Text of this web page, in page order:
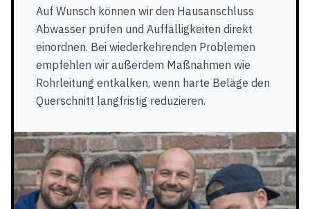
Auf Wunsch können wir den Hausanschluss
Abwasser prüfen und Auffälligkeiten direkt
einordnen. Bei wiederkehrenden Problemen
empfehlen wir außerdem Maßnahmen wie
Rohrleitung entkalken, wenn harte Beläge den
Querschnitt langfristig reduzieren.